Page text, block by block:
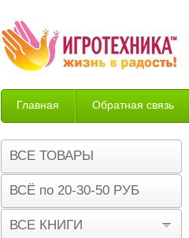
Главная Обратная связь
Возврат
ВСЕ ТОВАРЫ
ВСЁ по 20-30-50 РУБ
ВСЕ КНИГИ